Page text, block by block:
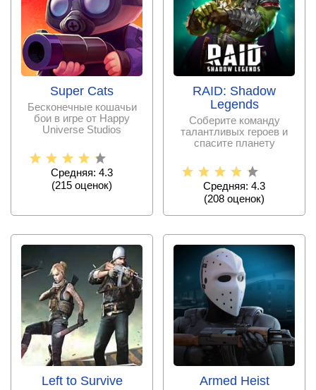
Super Cats
Бесконечные кошачьи
бои в игре от Happy
Universe Studios
Средняя: 4.3
(215 оценок)
RAID: Shadow
Legends
Соберите команду
талантливых героев и
спасите планету
проекте от
Средняя: 4.3
(208 оценок)
Left to Survive Armed Heist